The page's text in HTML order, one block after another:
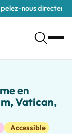
nous directement
en-journee-
Musées
lors de cette
leForum Romain
optional
visite privée
en
Vatican,
Accessible